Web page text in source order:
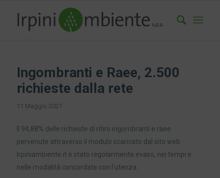
Ingombranti e Raee, 2.500
richieste dalla rete
11 Maggio 2021
Il 94,88% delle richieste di ritiro ingombranti e raee
pervenute attraverso il modulo scaricato dal sito web
Irpiniambiente.it è stato regolarmente evaso, nei tempi e
nelle modalità concordate con l’utenza.